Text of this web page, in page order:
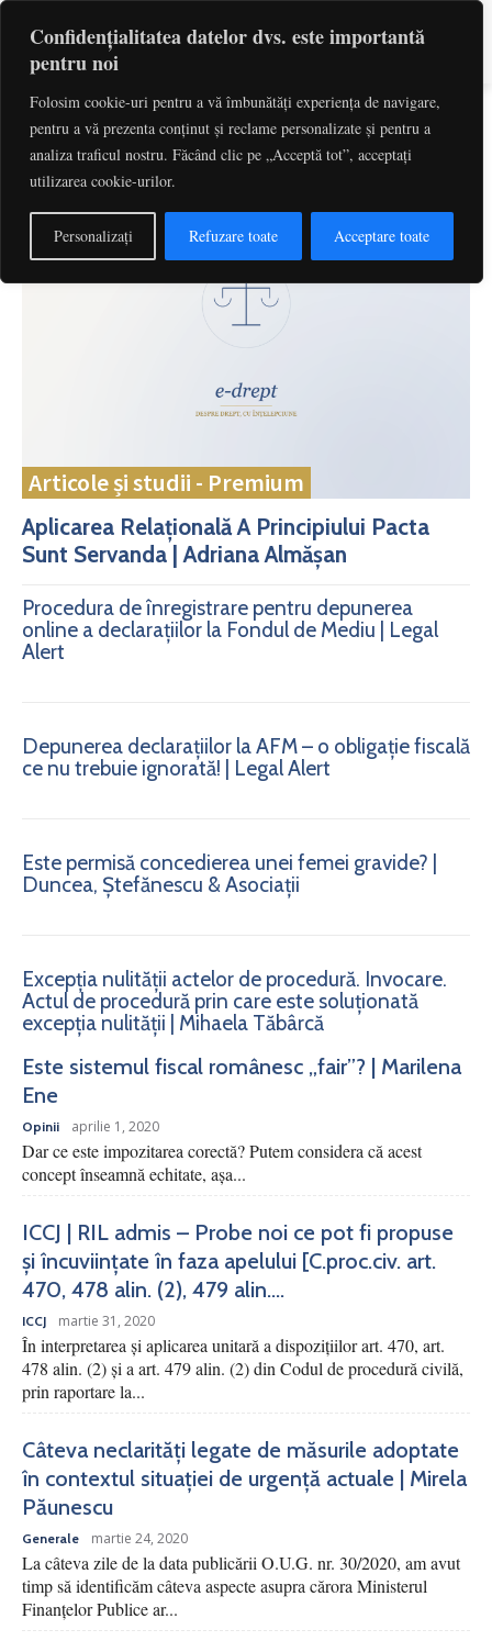
Confidențialitatea datelor dvs. este importantă
pentru noi
Folosim cookie-uri pentru a vă îmbunătăți experiența de navigare,
pentru a vă prezenta conținut și reclame personalizate și pentru a
analiza traficul nostru. Făcând clic pe „Acceptă tot”, acceptați
utilizarea cookie-urilor.
Personalizați Refuzare toate Acceptare toate
cuvinte-cheie, titlu articol, autor Caută
Articole și studii - Premium
Aplicarea Relațională A Principiului Pacta
Sunt Servanda | Adriana Almășan
Procedura de înregistrare pentru depunerea
online a declarațiilor la Fondul de Mediu | Legal
Alert
Depunerea declarațiilor la AFM – o obligație fiscală
ce nu trebuie ignorată! | Legal Alert
Este permisă concedierea unei femei gravide? |
Duncea, Ștefănescu & Asociații
Excepția nulității actelor de procedură. Invocare.
Actul de procedură prin care este soluționată
excepția nulității | Mihaela Tăbârcă
Este sistemul fiscal românesc „fair”? | Marilena
Ene
Opinii aprilie 1, 2020
Dar ce este impozitarea corectă? Putem considera că acest
concept înseamnă echitate, așa...
ICCJ | RIL admis – Probe noi ce pot fi propuse
și încuviințate în faza apelului [C.proc.civ. art.
470, 478 alin. (2), 479 alin....
ICCJ martie 31, 2020
În interpretarea şi aplicarea unitară a dispoziţiilor art. 470, art.
478 alin. (2) şi a art. 479 alin. (2) din Codul de procedură civilă,
prin raportare la...
Câteva neclarități legate de măsurile adoptate
în contextul situației de urgență actuale | Mirela
Păunescu
Generale martie 24, 2020
La câteva zile de la data publicării O.U.G. nr. 30/2020, am avut
timp să identificăm câteva aspecte asupra cărora Ministerul
Finanțelor Publice ar...